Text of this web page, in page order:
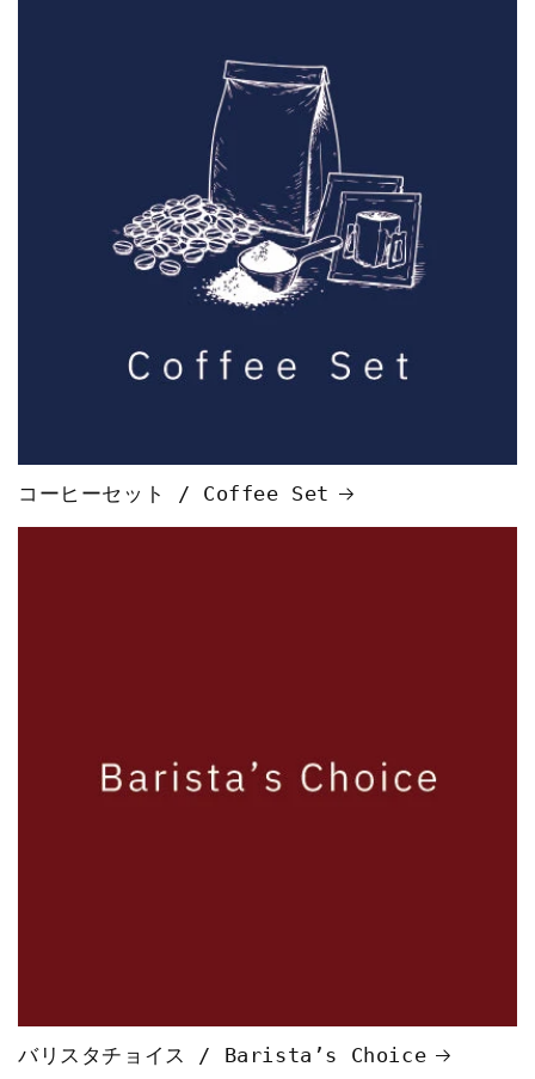
コーヒーセット / Coffee Set
バリスタチョイス / Barista’s Choice